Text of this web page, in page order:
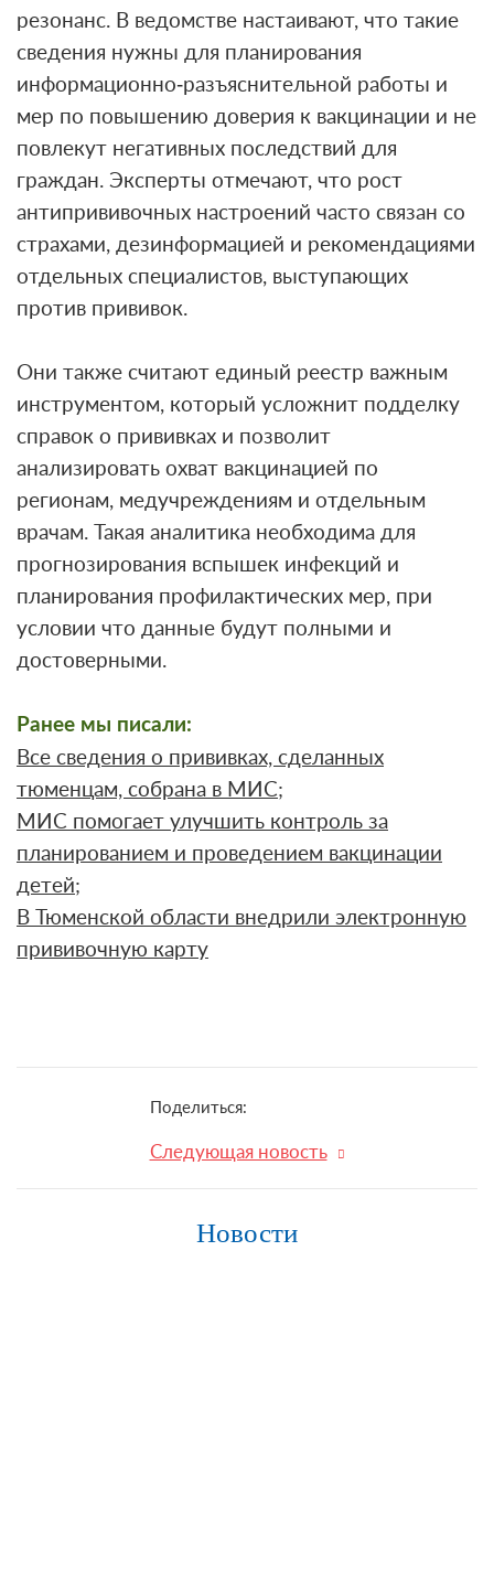
резонанс. В ведомстве настаивают, что такие
сведения нужны для планирования
информационно‑разъяснительной работы и
мер по повышению доверия к вакцинации и не
повлекут негативных последствий для
граждан. Эксперты отмечают, что рост
антипрививочных настроений часто связан со
страхами, дезинформацией и рекомендациями
отдельных специалистов, выступающих
против прививок.
Они также считают единый реестр важным
инструментом, который усложнит подделку
справок о прививках и позволит
анализировать охват вакцинацией по
регионам, медучреждениям и отдельным
врачам. Такая аналитика необходима для
прогнозирования вспышек инфекций и
планирования профилактических мер, при
условии что данные будут полными и
достоверными.
Ранее мы писали:
Все сведения о прививках, сделанных
тюменцам, собрана в МИС;
МИС помогает улучшить контроль за
планированием и проведением вакцинации
детей;
В Тюменской области внедрили электронную
прививочную карту
Поделиться:
Следующая новость
Новости